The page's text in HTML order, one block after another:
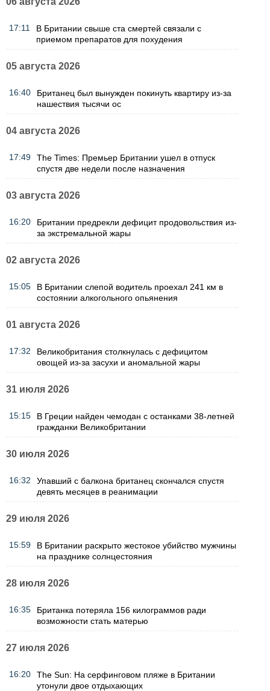
17:11
В Британии свыше ста смертей связали с
приемом препаратов для похудения
05 августа 2026
16:40
Британец был вынужден покинуть квартиру из-за
нашествия тысячи ос
04 августа 2026
17:49
The Times: Премьер Британии ушел в отпуск
спустя две недели после назначения
03 августа 2026
16:20
Британии предрекли дефицит продовольствия из-
за экстремальной жары
02 августа 2026
15:05
В Британии слепой водитель проехал 241 км в
состоянии алкогольного опьянения
01 августа 2026
17:32
Великобритания столкнулась с дефицитом
овощей из-за засухи и аномальной жары
31 июля 2026
15:15
В Греции найден чемодан с останками 38-летней
гражданки Великобритании
30 июля 2026
16:32
Упавший с балкона британец скончался спустя
девять месяцев в реанимации
29 июля 2026
15:59
В Британии раскрыто жестокое убийство мужчины
на празднике солнцестояния
28 июля 2026
16:35
Британка потеряла 156 килограммов ради
возможности стать матерью
27 июля 2026
16:20
The Sun: На серфинговом пляже в Британии
утонули двое отдыхающих